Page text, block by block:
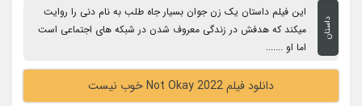
داستان
این فیلم داستان یک زن جوان بسیار جاه طلب به نام دنی را روایت
میکند که هدفش در زندگی معروف شدن در شبکه های اجتماعی است
اما او .......
دانلود فیلم Not Okay 2022 خوب نیست